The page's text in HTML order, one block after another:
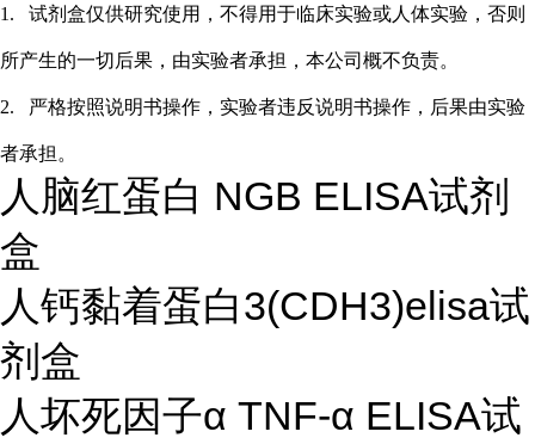
1. 试剂盒仅供研究使用，不得用于临床实验或人 体实验，否则
所产生的一切后果，由实验者承担，本公司概不负责。
2. 严格按照说明书操作，实验者违反说明书操作，后果由实验
者承担。
人脑红蛋白 NGB ELISA试剂
盒
人钙黏着蛋白3(CDH3)elisa试
剂盒
人坏死因子α TNF-α ELISA试